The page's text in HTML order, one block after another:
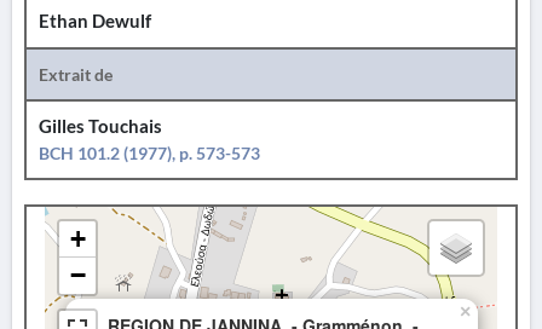
Ethan Dewulf
Extrait de
Gilles Touchais
BCH 101.2 (1977), p. 573-573
×
+
−